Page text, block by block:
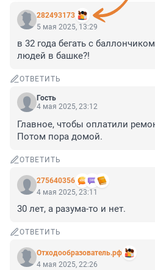
282493173
5 мая 2025, 13:29
в 32 года бегать с
людей в башке?!
ОТВЕТИТЬ
Гость
4 мая 2025, 23:12
Главное, чтобы оплатили
Потом пора домой.
ОТВЕТИТЬ
275640356
4 мая 2025, 23:11
30 лет, а разума-то и нет.
ОТВЕТИТЬ
Отходообразователь.рф
4 мая 2025, 22:26